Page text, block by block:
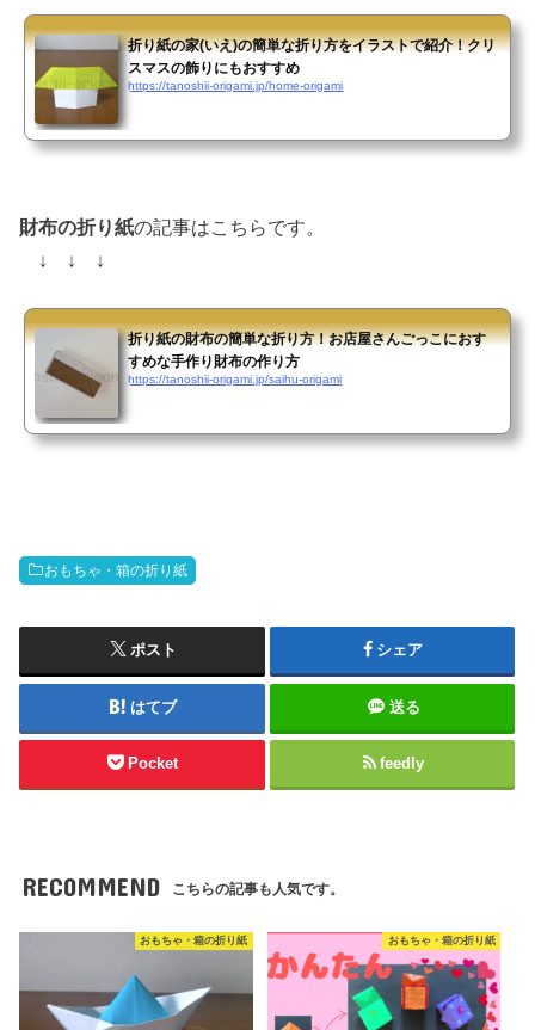
折り紙の家(いえ)の簡単な折り方をイラストで紹介！クリ
スマスの飾りにもおすすめ
https://tanoshii-origami.jp/home-origami
財布の折り紙の記事はこちらです。
↓ ↓ ↓
折り紙の財布の簡単な折り方！お店屋さんごっこにおす
すめな手作り財布の作り方
https://tanoshii-origami.jp/saihu-origami
おもちゃ・箱の折り紙
ポスト シェア
はてブ 送る
Pocket feedly
RECOMMEND こちらの記事も人気です。
おもちゃ・箱の折り紙 おもちゃ・箱の折り紙